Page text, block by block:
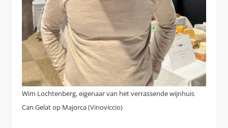
Wim Lochtenberg, eigenaar van het verrassende wijnhuis
Can Gelat op Majorca (Vinoviccio)